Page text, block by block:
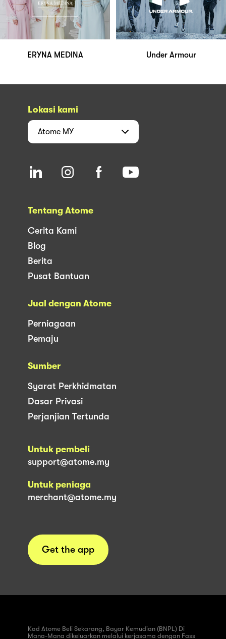
ERYNA MEDINA Under Armour
Lokasi kami
Atome MY
Tentang Atome
Cerita Kami
Blog
Berita
Pusat Bantuan
Jual dengan Atome
Perniagaan
Pemaju
Sumber
Syarat Perkhidmatan
Dasar Privasi
Perjanjian Tertunda
Untuk pembeli
support@atome.my
Untuk peniaga
merchant@atome.my
Get the app
Kad Atome Beli Sekarang, Bayar Kemudian (BNPL) Di
Mana-Mana dikeluarkan melalui kerjasama dengan Fass